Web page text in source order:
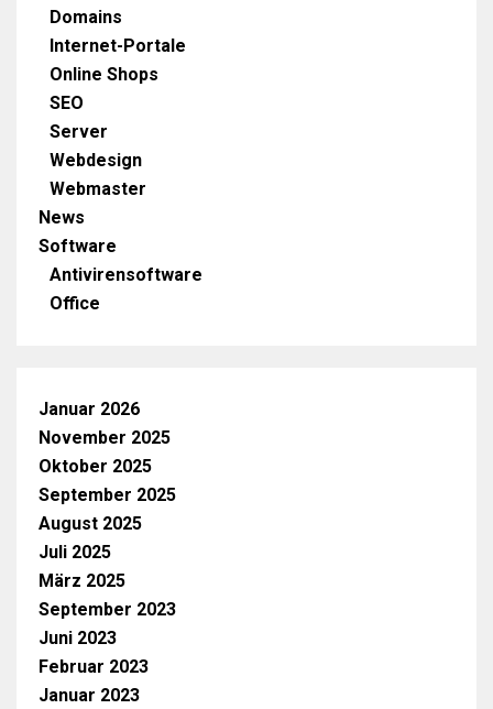
Domains
Internet-Portale
Online Shops
SEO
Server
Webdesign
Webmaster
News
Software
Antivirensoftware
Office
Januar 2026
November 2025
Oktober 2025
September 2025
August 2025
Juli 2025
März 2025
September 2023
Juni 2023
Februar 2023
Januar 2023